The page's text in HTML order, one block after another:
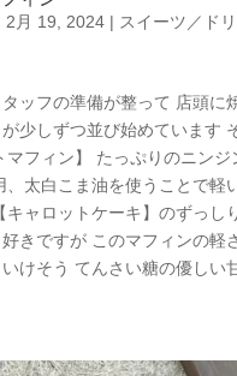
2月 19, 2024| スイーツ／ド
ッフの準備が整って 店頭に
少しずつ並び始めています
マフィン】 たっぷりのニンジ
、太白こま油を使うことで軽
キャロットケーキ】のずっし
きですが このマフィンの軽
けそう てんさい糖の優しい